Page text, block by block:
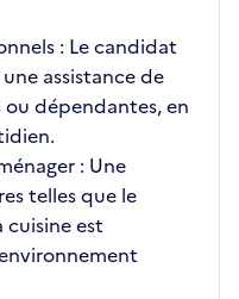
: Le candidat
assistance de
ou dépendantes, en
: Une
telles que le
cuisine est